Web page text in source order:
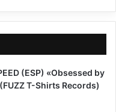
(ESP) «Obsessed by
T-Shirts Records)